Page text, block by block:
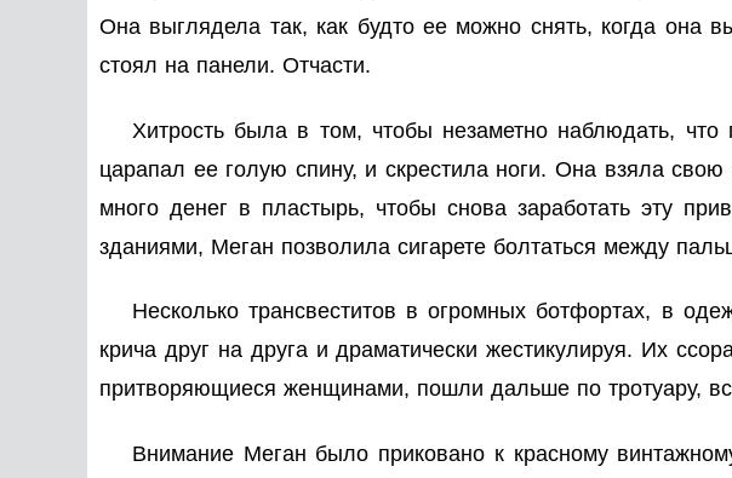
Она выглядела так, как будто ее можно снять, когда она
стоял на панели. Отчасти.
Хитрость была в том, чтобы незаметно наблюдать, что
царапал ее голую спину, и скрестила ноги. Она взяла
много денег в пластырь, чтобы снова заработать эту
зданиями, Меган позволила сигарете болтаться между
Несколько трансвеститов в огромных ботфортах, в
крича друг на друга и драматически жестикулируя. Их
притворяющиеся женщинами, пошли дальше по тротуару,
Внимание Меган было приковано к красному